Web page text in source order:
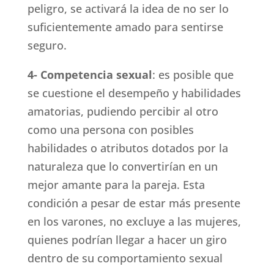
peligro, se activará la idea de no ser lo
suficientemente amado para sentirse
seguro.
4- Competencia sexual: es posible que
se cuestione el desempeño y habilidades
amatorias, pudiendo percibir al otro
como una persona con posibles
habilidades o atributos dotados por la
naturaleza que lo convertirían en un
mejor amante para la pareja. Esta
condición a pesar de estar más presente
en los varones, no excluye a las mujeres,
quienes podrían llegar a hacer un giro
dentro de su comportamiento sexual